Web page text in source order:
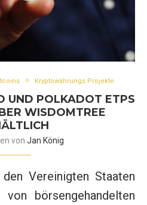
Kryptowährungs Projekte
UND POLKADOT ETPS
WISDOMTREE
von Jan König
Vereinigten Staaten
börsengehandelten